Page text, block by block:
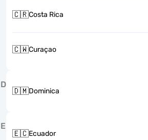
🇨🇷Costa Rica
🇨🇼Curaçao
D
🇩🇲Dominica
E
🇪🇨Ecuador